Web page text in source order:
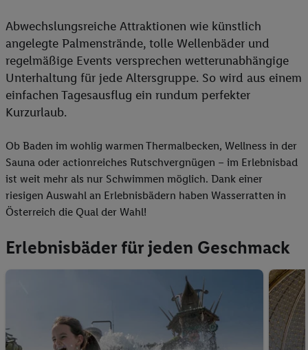
Abwechslungsreiche Attraktionen wie künstlich
angelegte Palmenstrände, tolle Wellenbäder und
regelmäßige Events versprechen wetterunabhängige
Unterhaltung für jede Altersgruppe. So wird aus einem
einfachen Tagesausflug ein rundum perfekter
Kurzurlaub.
Ob Baden im wohlig warmen Thermalbecken, Wellness in der
Sauna oder actionreiches Rutschvergnügen – im Erlebnisbad
ist weit mehr als nur Schwimmen möglich. Dank einer
riesigen Auswahl an Erlebnisbädern haben Wasserratten in
Österreich die Qual der Wahl!
Erlebnisbäder für jeden Geschmack